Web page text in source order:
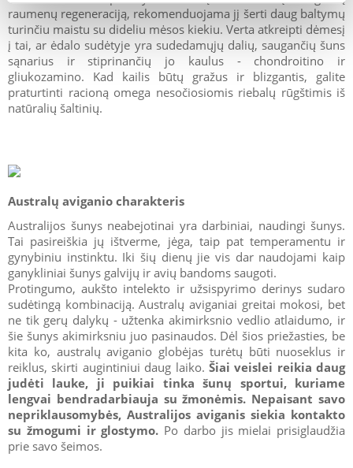
raumenų regeneraciją, rekomenduojama jį šerti daug baltymų
turinčiu maistu su dideliu mėsos kiekiu. Verta atkreipti dėmesį
į tai, ar ėdalo sudėtyje yra sudedamųjų dalių, saugančių šuns
sąnarius ir stiprinančių jo kaulus - chondroitino ir
gliukozamino. Kad kailis būtų gražus ir blizgantis, galite
praturtinti racioną omega nesočiosiomis riebalų rūgštimis iš
natūralių šaltinių.
Australų aviganio charakteris
Australijos šunys neabejotinai yra darbiniai, naudingi šunys.
Tai pasireiškia jų ištverme, jėga, taip pat temperamentu ir
gynybiniu instinktu. Iki šių dienų jie vis dar naudojami kaip
ganykliniai šunys galvijų ir avių bandoms saugoti.
Protingumo, aukšto intelekto ir užsispyrimo derinys sudaro
sudėtingą kombinaciją. Australų aviganiai greitai mokosi, bet
ne tik gerų dalykų - užtenka akimirksnio vedlio atlaidumo, ir
šie šunys akimirksniu juo pasinaudos. Dėl šios priežasties, be
kita ko, australų aviganio globėjas turėtų būti nuoseklus ir
reiklus, skirti augintiniui daug laiko. Šiai veislei reikia daug
judėti lauke, ji puikiai tinka šunų sportui, kuriame
lengvai bendradarbiauja su žmonėmis. Nepaisant savo
nepriklausomybės, Australijos aviganis siekia kontakto
su žmogumi ir glostymo. Po darbo jis mielai prisiglaudžia
prie savo šeimos.